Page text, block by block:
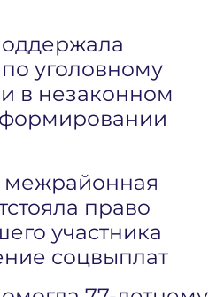
уголовному
в незаконном
межрайонная
право
участника
соцвыплат